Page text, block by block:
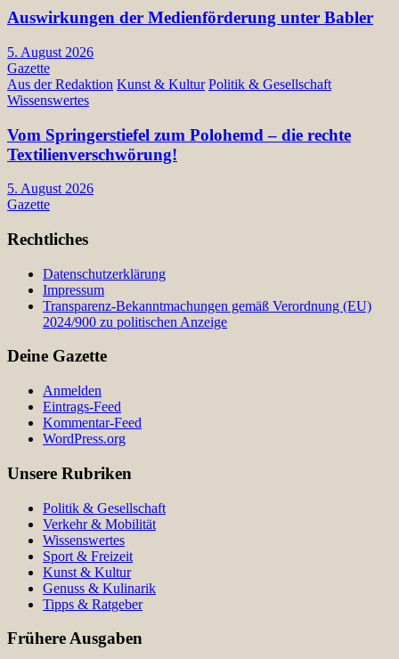
Auswirkungen der Medienförderung unter Babler
5. August 2026
Gazette
Aus der Redaktion Kunst & Kultur Politik & Gesellschaft
Wissenswertes
Vom Springerstiefel zum Polohemd – die rechte
Textilienverschwörung!
5. August 2026
Gazette
Rechtliches
Datenschutzerklärung
Impressum
Transparenz-Bekanntmachungen gemäß Verordnung (EU)
2024/900 zu politischen Anzeige
Deine Gazette
Anmelden
Eintrags-Feed
Kommentar-Feed
WordPress.org
Unsere Rubriken
Politik & Gesellschaft
Verkehr & Mobilität
Wissenswertes
Sport & Freizeit
Kunst & Kultur
Genuss & Kulinarik
Tipps & Ratgeber
Frühere Ausgaben